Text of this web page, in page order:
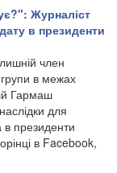
Журналіст
в президенти
член
групи в межах
Гармаш
для
в президенти
в Facebook,